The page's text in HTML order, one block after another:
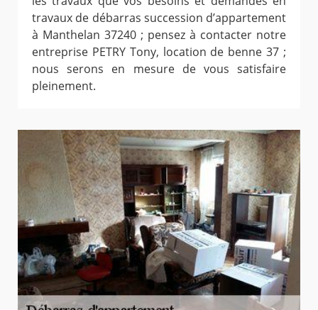
travaux de débarras succession d’appartement
à Manthelan 37240 ; pensez à contacter notre
entreprise PETRY Tony, location de benne 37 ;
nous serons en mesure de vous satisfaire
pleinement.